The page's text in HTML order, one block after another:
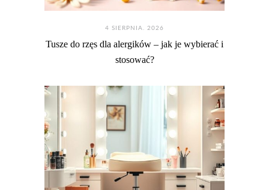
4 SIERPNIA. 2026
Tusze do rzęs dla alergików – jak je wybierać i
stosować?